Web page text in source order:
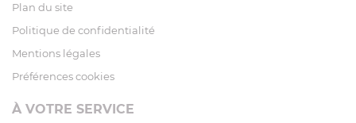
Plan du site
Politique de confidentialité
Mentions légales
Préférences cookies
À VOTRE SERVICE